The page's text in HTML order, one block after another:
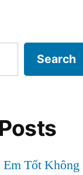
không?”
tủ
không?
Search
Em Tốt